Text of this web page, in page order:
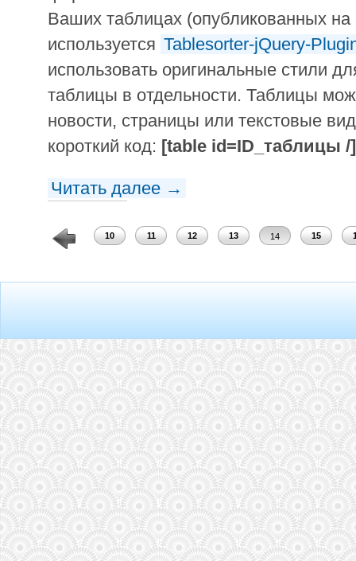
Ваших таблицах (опубликованных на
используется Tablesorter-jQuery-
использовать оригинальные стили
таблицы в отдельности. Таблицы
новости, страницы или текстовые
короткий код: [table id=ID_таблицы /]
Читать далее →
9 10 11 12 13 14 15